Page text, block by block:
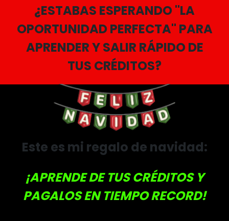
¿ESTABAS ESPERANDO "LA
OPORTUNIDAD PERFECTA" PARA
APRENDER Y SALIR RÁPIDO DE
TUS CRÉDITOS?
Este es mi regalo de navidad:
¡APRENDE DE TUS CRÉDITOS Y
PAGALOS EN TIEMPO RECORD!